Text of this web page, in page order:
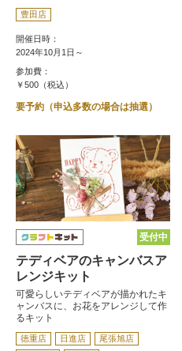
豊田店
開催日時：
2024年10月1日～
参加費：
￥500（税込）
要予約（申込多数の場合は抽選）
受付中
テディベアのキャンバスア
レンジキット
可愛らしいテディベアが描かれたキ
ャンバスに、お花をアレンジして作
るキット
徳重店 日進店
尾張旭店